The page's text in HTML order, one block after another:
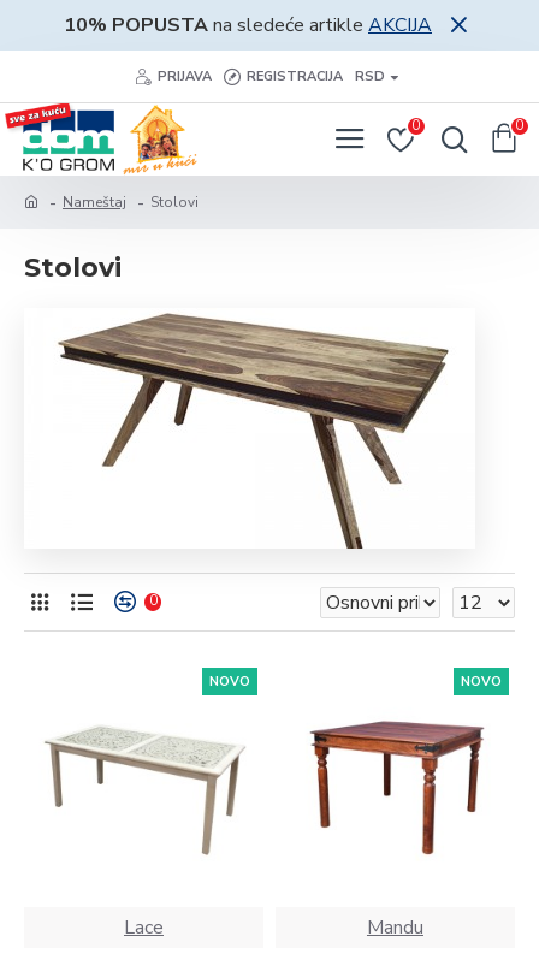
10% POPUSTAna sledeće artikle AKCIJA
PRIJAVA REGISTRACIJA RSD
0 0
Nameštaj Stolovi
Stolovi
0
NOVO
Lace
NOVO
Mandu